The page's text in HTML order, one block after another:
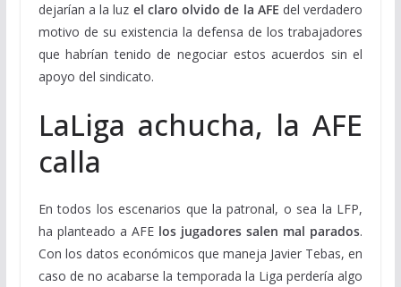
dejarían a la luz el claro olvido de la AFE del verdadero
motivo de su existencia la defensa de los trabajadores
que habrían tenido de negociar estos acuerdos sin el
apoyo del sindicato.
LaLiga achucha, la AFE
calla
En todos los escenarios que la patronal, o sea la LFP,
ha planteado a AFE los jugadores salen mal parados.
Con los datos económicos que maneja Javier Tebas, en
caso de no acabarse la temporada la Liga perdería algo